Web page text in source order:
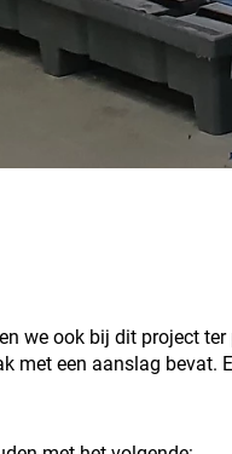
we ook bij dit project
met een aanslag